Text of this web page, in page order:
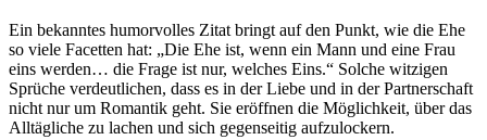
Ein bekanntes humorvolles Zitat bringt auf den Punkt, wie die Ehe
so viele Facetten hat: „Die Ehe ist, wenn ein Mann und eine Frau
eins werden… die Frage ist nur, welches Eins.“ Solche witzigen
Sprüche verdeutlichen, dass es in der Liebe und in der Partnerschaft
nicht nur um Romantik geht. Sie eröffnen die Möglichkeit, über das
Alltägliche zu lachen und sich gegenseitig aufzulockern.